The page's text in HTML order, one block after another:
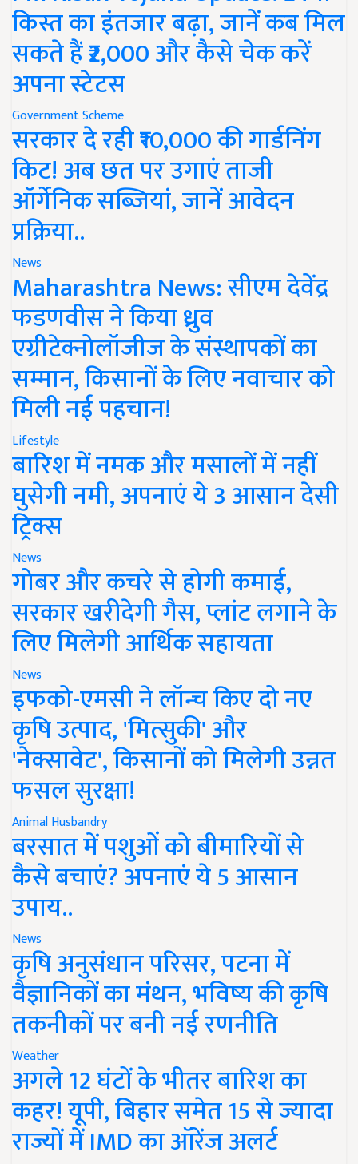
किस्त का इंतजार बढ़ा, जानें कब मिल
सकते हैं ₹2,000 और कैसे चेक करें
अपना स्टेटस
Government Scheme
सरकार दे रही ₹10,000 की गार्डनिंग
किट! अब छत पर उगाएं ताजी
ऑर्गेनिक सब्जियां, जानें आवेदन
प्रक्रिया..
News
Maharashtra News: सीएम देवेंद्र
फडणवीस ने किया ध्रुव
एग्रीटेक्नोलॉजीज के संस्थापकों का
सम्मान, किसानों के लिए नवाचार को
मिली नई पहचान!
Lifestyle
बारिश में नमक और मसालों में नहीं
घुसेगी नमी, अपनाएं ये 3 आसान देसी
ट्रिक्स
News
गोबर और कचरे से होगी कमाई,
सरकार खरीदेगी गैस, प्लांट लगाने के
लिए मिलेगी आर्थिक सहायता
News
इफको-एमसी ने लॉन्च किए दो नए
कृषि उत्पाद, 'मित्सुकी' और
'नेक्सावेट', किसानों को मिलेगी उन्नत
फसल सुरक्षा!
Animal Husbandry
बरसात में पशुओं को बीमारियों से
कैसे बचाएं? अपनाएं ये 5 आसान
उपाय..
News
कृषि अनुसंधान परिसर, पटना में
वैज्ञानिकों का मंथन, भविष्य की कृषि
तकनीकों पर बनी नई रणनीति
Weather
अगले 12 घंटों के भीतर बारिश का
कहर! यूपी, बिहार समेत 15 से ज्यादा
राज्यों में IMD का ऑरेंज अलर्ट